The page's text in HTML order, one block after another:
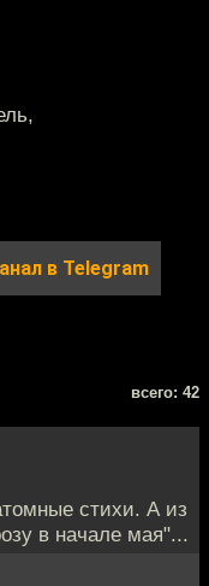
в Telegram
всего: 42
стихи. А из
в начале мая"...